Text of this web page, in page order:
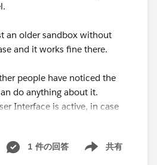
an older sandbox without
and it works fine there.
people have noticed the
do anything about it.
Interface is active, in case
across this behaviour: As a
1 件の回答 共有
Show menu